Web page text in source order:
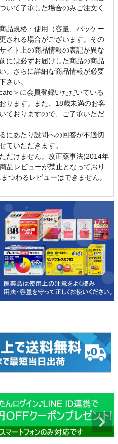
いて了承した場合のみご注文く
品規格・使用（容量、パッケー
される場合がございます。その
イト上の商品情報の表記が異な
には必ずお届けした商品の商品
。さらに詳細な商品情報が必要
さい。
＞に会員登録いただいている
ります。また、18歳未満のお客
ておりますので、ご了承いただ
にあたり設問への回答が不適切
ていただきます。
だけません。改正薬事法(2014年
品レビューが禁止となっており
つわるレビューはできません。